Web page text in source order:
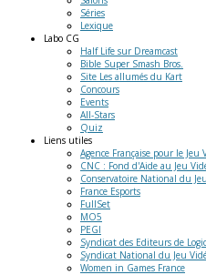
Séries
Lexique
Labo CG
Half Life sur Dreamcast
Bible Super Smash Bros.
Site Les allumés du Kart
Concours
Events
All-Stars
Quiz
Liens utiles
Agence Française pour le Jeu
CNC : Fond d'Aide au Jeu
Conservatoire National du
France Esports
FullSet
MO5
PEGI
Syndicat des Editeurs de
Syndicat National du Jeu
Women in Games France